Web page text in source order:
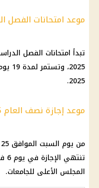
موعد امتحانات الفصل
2025.
موعد إجازة نصف العام 2025
المجلس الأعلى للجامعات.